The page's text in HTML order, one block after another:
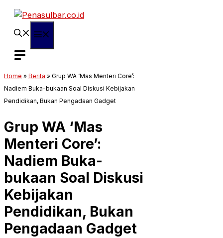
Langsung
Home » Berita » Grup WA ‘Mas Menteri Core’:
Nadiem Buka-bukaan Soal Diskusi Kebijakan
Pendidikan, Bukan Pengadaan Gadget
Grup WA ‘Mas
Menteri Core’:
Nadiem Buka-
bukaan Soal Diskusi
Kebijakan
Pendidikan, Bukan
Pengadaan Gadget